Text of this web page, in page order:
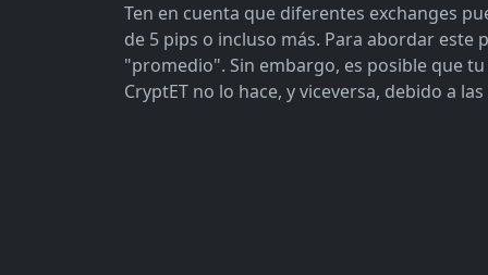
Ten en cuenta que diferentes exchanges
de 5 pips o incluso más. Para abordar
"promedio". Sin embargo, es posible que
CryptET no lo hace, y viceversa, debido a